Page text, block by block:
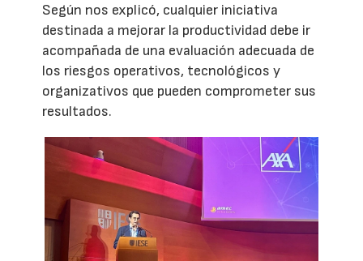
Según nos explicó, cualquier iniciativa
destinada a mejorar la productividad debe ir
acompañada de una evaluación adecuada de
los riesgos operativos, tecnológicos y
organizativos que pueden comprometer sus
resultados.